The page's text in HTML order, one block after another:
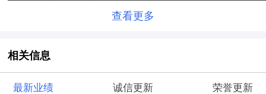
查看更多
相关信息
最新业绩 诚信更新 荣誉更新